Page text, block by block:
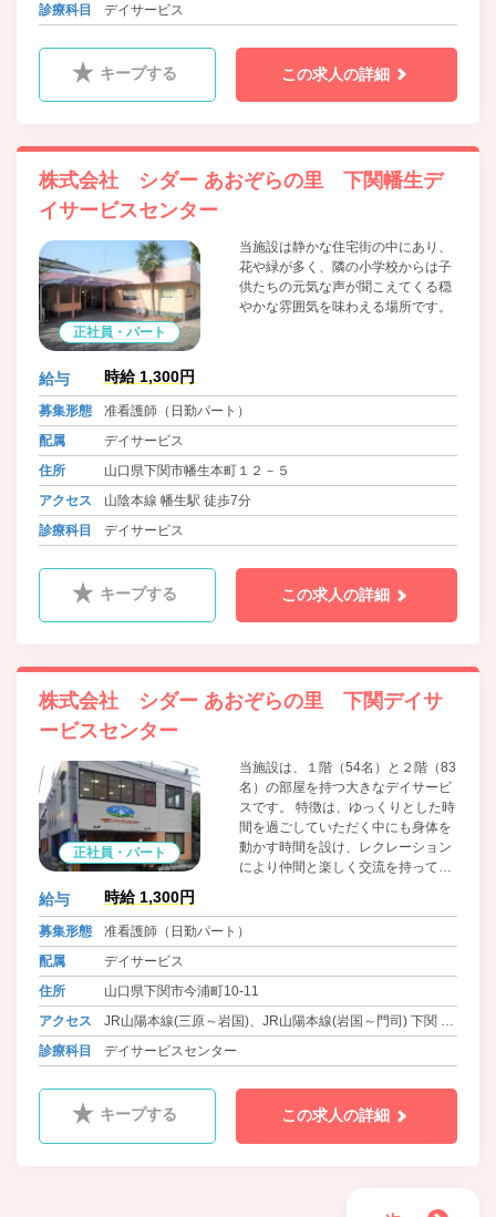
診療科目
デイサービス
キープする この求人の詳細
株式会社 シダー あおぞらの里 下関幡生デ
イサービスセンター
正社員・パート
当施設は静かな住宅街の中にあり、
花や緑が多く、隣の小学校からは子
供たちの元気な声が聞こえてくる穏
やかな雰囲気を味わえる場所です。
給与 時給 1,300円
募集形態
准看護師（日勤パート）
配属
デイサービス
住所
山口県下関市幡生本町１２－５
アクセス
山陰本線 幡生駅 徒歩7分
診療科目
デイサービス
キープする この求人の詳細
株式会社 シダー あおぞらの里 下関デイサ
ービスセンター
正社員・パート
当施設は、１階（54名）と２階（83
名）の部屋を持つ大きなデイサービ
スです。 特徴は、ゆっくりとした時
間を過ごしていただく中にも身体を
動かす時間を設け、レクレーション
により仲間と楽しく交流を持って頂
境と、介助を要する方でも安心して
利用して頂ける自転車やマシーンを
の仲間と一緒に身体を動かし、今し
かないこの大切な時間を有意義にす
ごしませんか？スタッフ一同お待ち
給与 時給 1,300円
募集形態
准看護師（日勤パート）
配属
デイサービス
住所
山口県下関市今浦町10-11
アクセス
JR山陽本線(三原～岩国)、JR山陽本線(岩国～門司) 下関 徒
歩5分
診療科目 デイサービスセンター
キープする この求人の詳細